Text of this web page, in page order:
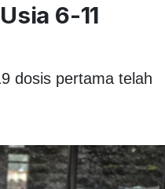
6-11
dosis pertama telah